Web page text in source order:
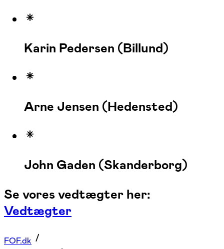
Karin Pedersen (Billund)
Arne Jensen (Hedensted)
John Gaden (Skanderborg)
Se vores vedtægter her:
Vedtægter
FOF.dk